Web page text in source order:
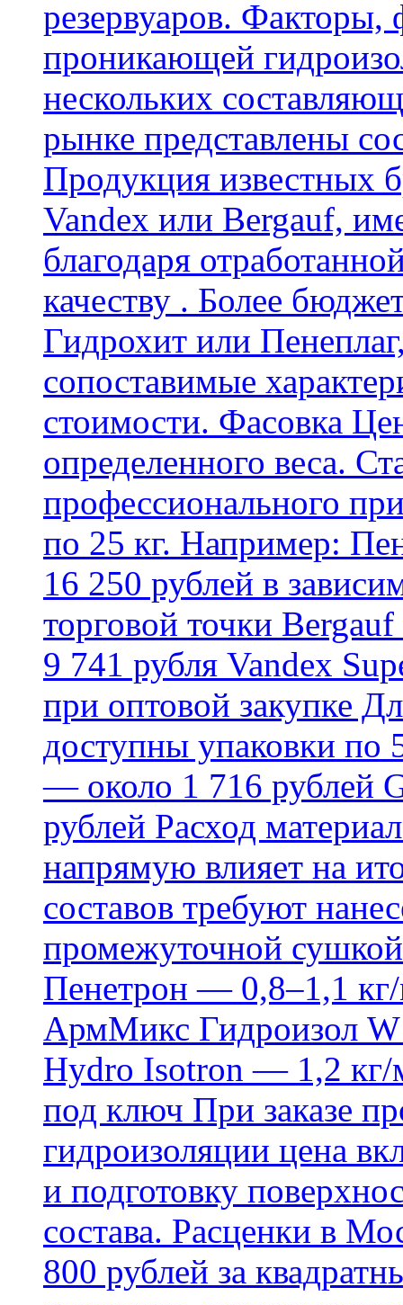
резервуаров.
проникающей
нескольких
рынке представлены
Продукция известных
Vandex или Bergauf,
благодаря
качеству . Более
Гидрохит или
сопоставимые
стоимости. Фасовка
определенного веса.
профессионального
по 25 кг. Например:
16 250 рублей в
торговой точки
9 741 рубля Vandex
при оптовой закупке
доступны упаковки по
— около 1 716 рублей
рублей Расход
напрямую влияет на
составов требуют
промежуточной
Пенетрон — 0,8–1,1 кг/
АрмМикс Гидроизол
Hydro Isotron — 1,2 кг/
под ключ При заказе
гидроизоляции цена
и подготовку
состава. Расценки в
800 рублей за